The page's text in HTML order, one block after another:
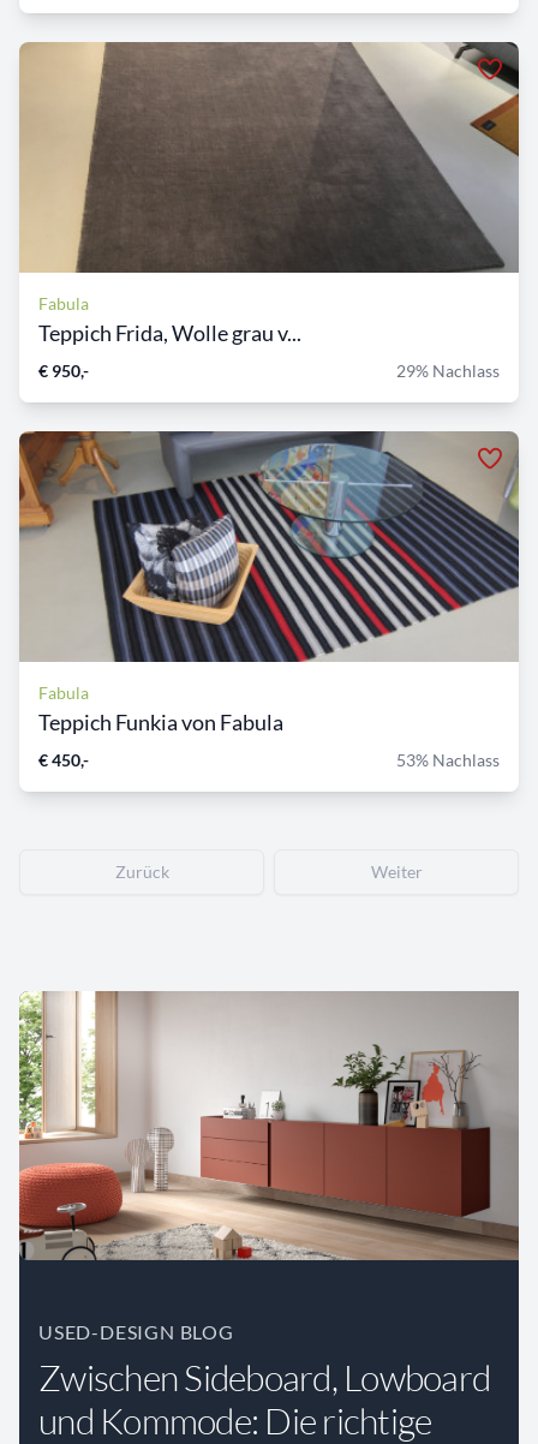
Fabula
Teppich Frida, Wolle grau v...
€ 950,- 29% Nachlass
Fabula
Teppich Funkia von Fabula
€ 450,- 53% Nachlass
Zurück Weiter
USED-DESIGN BLOG
Zwischen Sideboard, Lowboard
und Kommode: Die richtige